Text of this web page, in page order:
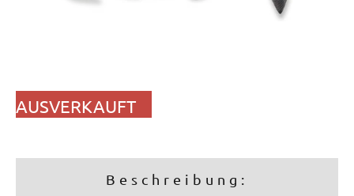
AUSVERKAUFT
Beschreibung: